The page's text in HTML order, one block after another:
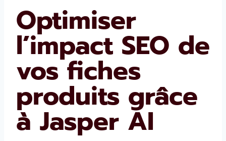
Optimiser
l’impact SEO de
vos fiches
produits grâce
à Jasper AI